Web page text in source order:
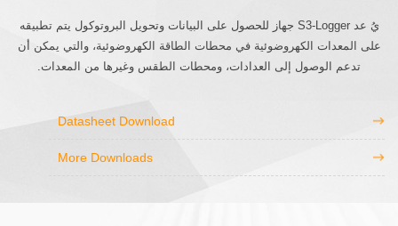
يُ عد S3-Logger جهاز للحصول على البيانات وتحويل البروتوكول يتم تطبيقه
على المعدات الكهروضوئية في محطات الطاقة الكهروضوئية، والتي يمكن أن
تدعم الوصول إلى العدادات، ومحطات الطقس وغيرها من المعدات.
Datasheet Download
More Downloads